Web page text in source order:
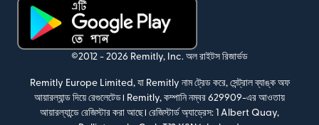
(নতুন উইন্ডোতে খুলবে)
©2012 - 2026 Remitly, Inc. অল রাইটস রিজার্ভড
Remitly Europe Limited, যা Remitly নাম ট্রেড করে, সেন্ট্রাল ব্যাঙ্ক অফ
আয়ারল্যান্ড দিয়ে রেগুলেটেড। Remitly, কম্পানি নম্বর 629909-এর আওতায়
আয়ারল্যান্ডে রেজিস্টার করা আছে। রেজিস্টার্ড অ্যাড্রেস: 1 Albert Quay,